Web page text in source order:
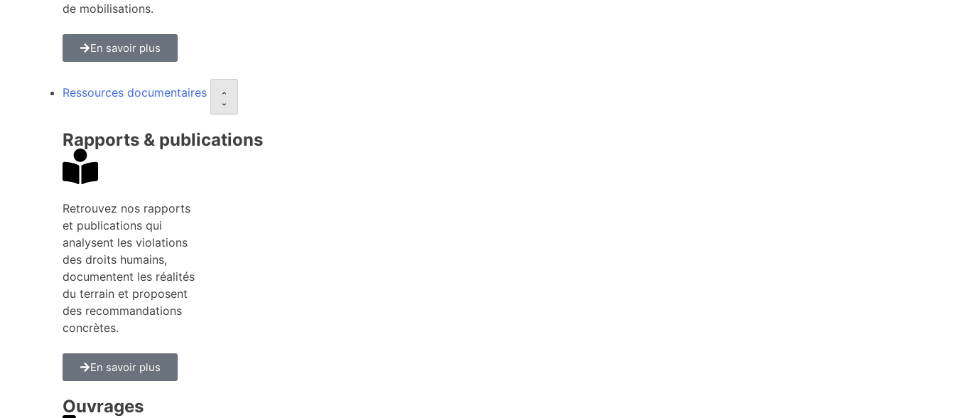
de mobilisations.
En savoir plus
Ressources documentaires
Rapports & publications
Retrouvez nos rapports
et publications qui
analysent les violations
des droits humains,
documentent les réalités
du terrain et proposent
des recommandations
concrètes.
En savoir plus
Ouvrages